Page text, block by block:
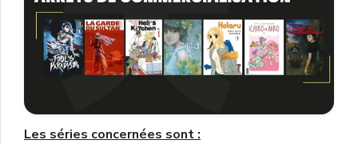
Les séries concernées sont :